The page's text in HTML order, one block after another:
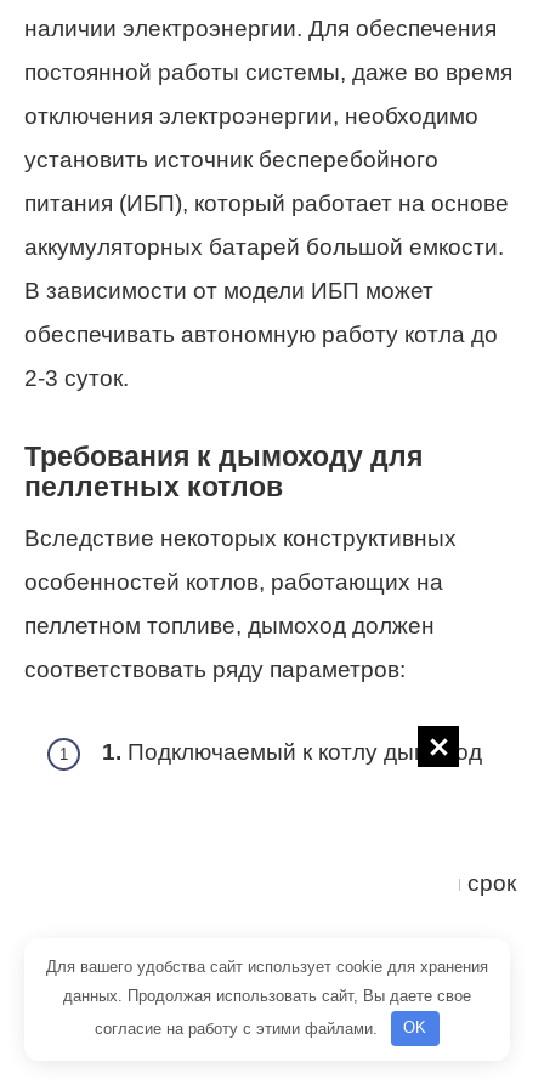
наличии электроэнергии. Для обеспечения
постоянной работы системы, даже во время
отключения электроэнергии, необходимо
установить источник бесперебойного
питания (ИБП), который работает на основе
аккумуляторных батарей большой емкости.
В зависимости от модели ИБП может
обеспечивать автономную работу котла до
2-3 суток.
Требования к дымоходу для
пеллетных котлов
Вследствие некоторых конструктивных
особенностей котлов, работающих на
пеллетном топливе, дымоход должен
соответствовать ряду параметров:
1. Подключаемый к котлу дымоход
максимальный нагрев на краткий срок
2. Сечение трубы овальное или
круглое, точные размеры
Для вашего удобства сайт использует cookie для хранения
данных. Продолжая использовать сайт, Вы даете свое
согласие на работу с этими файлами.
OK